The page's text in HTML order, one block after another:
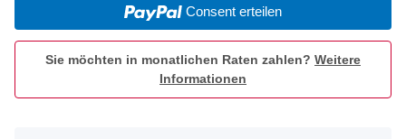
Consent erteilen
Sie möchten in monatlichen Raten zahlen? Weitere
Informationen